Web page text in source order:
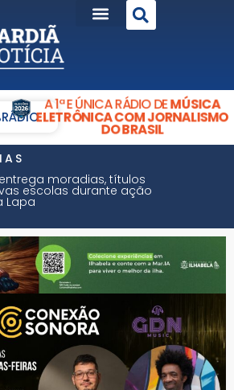
RÁDIO
A 1ª E ÚNICA RÁDIO DEMÚSICA
ELETRÔNICA COM JORNALISMO
DO BRASIL
moradias, títulos
escolas durante ação
Lapa